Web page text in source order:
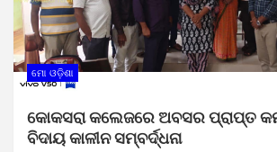
ମୋ ଓଡ଼ିଶା
କୋକସରା କଲେଜରେ ଅବସର ପ୍ରାପ୍ତ
ବିଦାୟ କାଳୀନ ସମ୍ବର୍ଦ୍ଧନା